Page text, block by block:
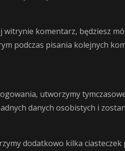
witrynie komentarz, będziesz
podczas pisania kolejnych
utworzymy
danych osobistych i
dodatkowo kilka